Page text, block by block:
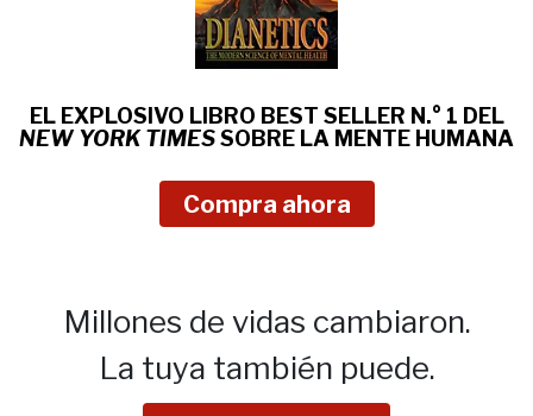
EL EXPLOSIVO LIBRO BEST SELLER N.° 1 DEL
NEW YORK TIMESSOBRE LA MENTE HUMANA
Compra ahora
Millones de vidas cambiaron.
La tuya también puede.